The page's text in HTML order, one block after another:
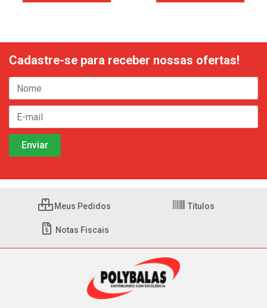
Cadastre-se para receber nossas ofertas!
Meus Pedidos Títulos
Notas Fiscais